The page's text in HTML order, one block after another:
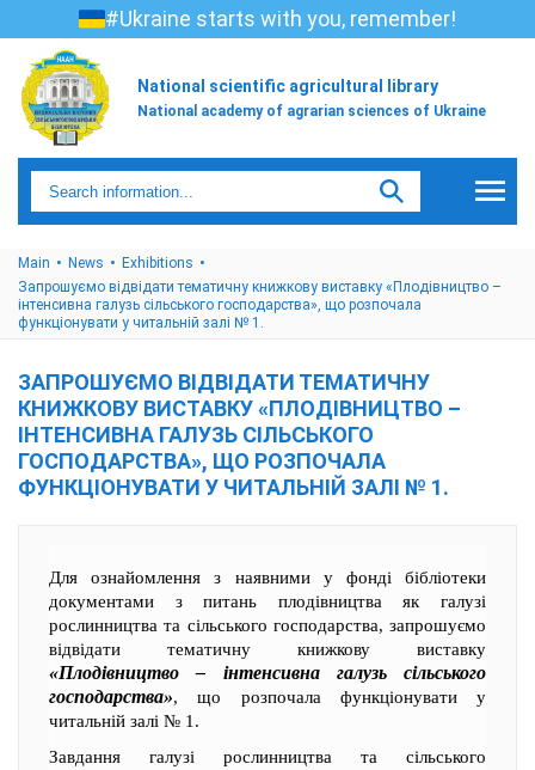
#Ukraine starts with you, remember!
National scientific agricultural library
National academy of agrarian sciences of Ukraine
Main News
Exhibitions
Запрошуємо відвідати тематичну книжкову виставку «Плодівництво –
інтенсивна галузь сільського господарства», що розпочала
функціонувати у читальній залі № 1.
ЗАПРОШУЄМО ВІДВІДАТИ ТЕМАТИЧНУ
КНИЖКОВУ ВИСТАВКУ «ПЛОДІВНИЦТВО –
ІНТЕНСИВНА ГАЛУЗЬ СІЛЬСЬКОГО
ГОСПОДАРСТВА», ЩО РОЗПОЧАЛА
ФУНКЦІОНУВАТИ У ЧИТАЛЬНІЙ ЗАЛІ № 1.
Для ознайомлення з наявними у фонді бібліотеки
документами з питань плодівництва як галузі
рослинництва та сільського господарства, запрошуємо
відвідати тематичну книжкову виставку
«Плодівництво – інтенсивна галузь сільського
господарства», що розпочала функціонувати у
читальній залі № 1.
Завдання галузі рослинництва та сільського